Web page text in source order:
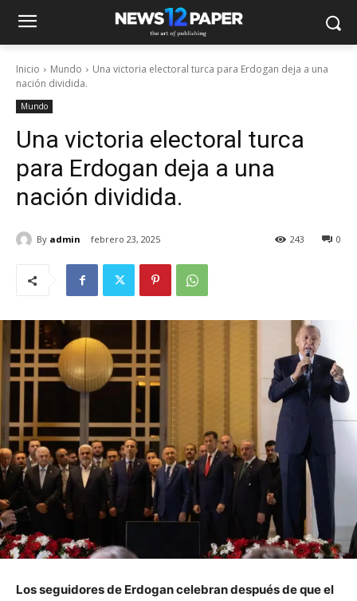
Inicio Mundo
Una victoria electoral turca para Erdogan deja a una
nación dividida.
Mundo
Una victoria electoral turca
para Erdogan deja a una
nación dividida.
By admin febrero 23, 2025 0
243
Los seguidores de Erdogan celebran después de que el